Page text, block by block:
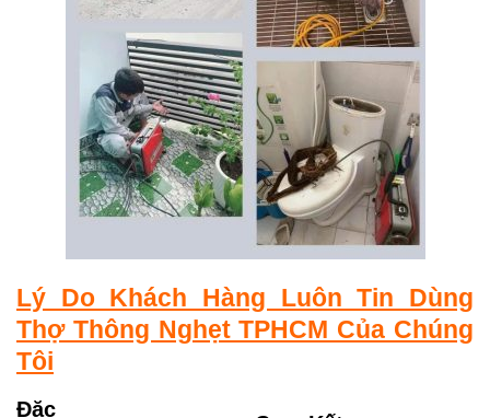
Lý Do Khách Hàng Luôn Tin Dùng
Thợ Thông Nghẹt TPHCM Của Chúng
Tôi
Đặc